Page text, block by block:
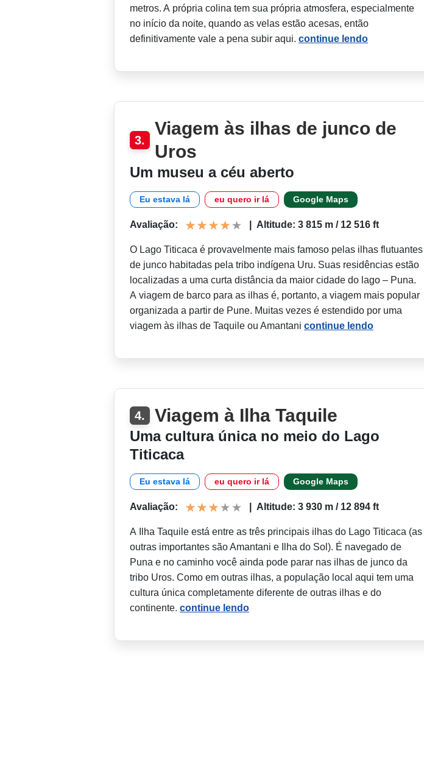
metros. A própria colina tem sua própria atmosfera, especialmente
no início da noite, quando as velas estão acesas, então
definitivamente vale a pena subir aqui. continue lendo
3.
Viagem às ilhas de junco de
Uros
Um museu a céu aberto
Eu estava lá eu quero ir lá Google Maps
Avaliação: Altitude: 3 815 m / 12 516 ft
O Lago Titicaca é provavelmente mais famoso pelas ilhas flutuantes
de junco habitadas pela tribo indígena Uru. Suas residências estão
localizadas a uma curta distância da maior cidade do lago – Puna.
A viagem de barco para as ilhas é, portanto, a viagem mais popular
organizada a partir de Pune. Muitas vezes é estendido por uma
viagem às ilhas de Taquile ou Amantani continue lendo
4. Viagem à Ilha Taquile
Uma cultura única no meio do Lago
Titicaca
Eu estava lá eu quero ir lá Google Maps
Avaliação: Altitude: 3 930 m / 12 894 ft
A Ilha Taquile está entre as três principais ilhas do Lago Titicaca (as
outras importantes são Amantani e Ilha do Sol). É navegado de
Puna e no caminho você ainda pode parar nas ilhas de junco da
tribo Uros. Como em outras ilhas, a população local aqui tem uma
cultura única completamente diferente de outras ilhas e do
continente. continue lendo